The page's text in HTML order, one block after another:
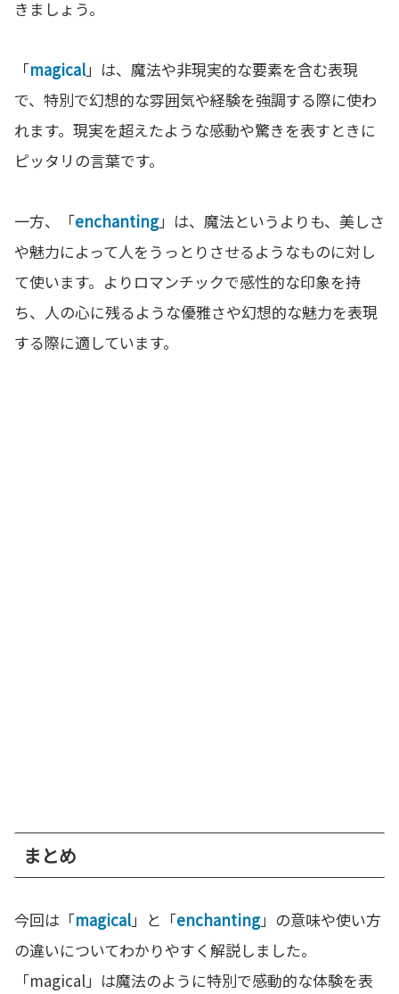
きましょう。
「magical」は、魔法や非現実的な要素を含む表現
で、特別で幻想的な雰囲気や経験を強調する際に使わ
れます。現実を超えたような感動や驚きを表すときに
ピッタリの言葉です。
一方、「enchanting」は、魔法というよりも、美しさ
や魅力によって人をうっとりさせるようなものに対し
て使います。よりロマンチックで感性的な印象を持
ち、人の心に残るような優雅さや幻想的な魅力を表現
する際に適しています。
まとめ
今回は「magical」と「enchanting」の意味や使い方
の違いについてわかりやすく解説しました。
「magical」は魔法のように特別で感動的な体験を表